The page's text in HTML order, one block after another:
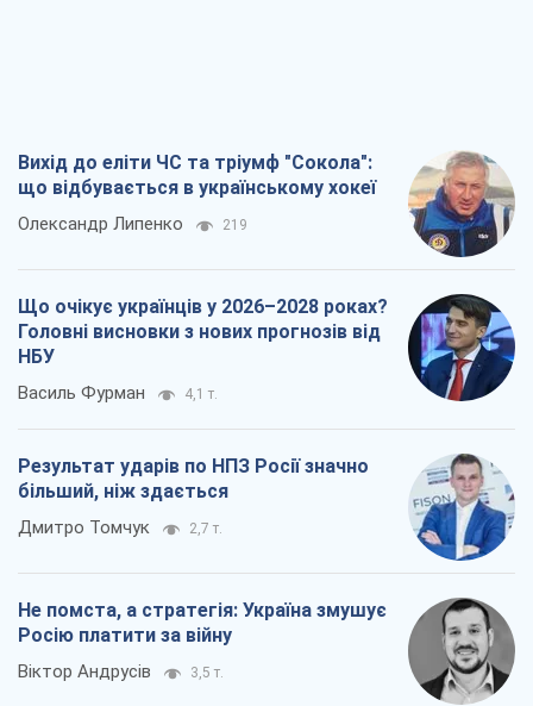
Вихід до еліти ЧС та тріумф "Сокола":
що відбувається в українському хокеї
Олександр Липенко 219
Що очікує українців у 2026–2028 роках?
Головні висновки з нових прогнозів від
НБУ
Василь Фурман 4,1 т.
Результат ударів по НПЗ Росії значно
більший, ніж здається
Дмитро Томчук 2,7 т.
Не помста, а стратегія: Україна змушує
Росію платити за війну
Віктор Андрусів 3,5 т.